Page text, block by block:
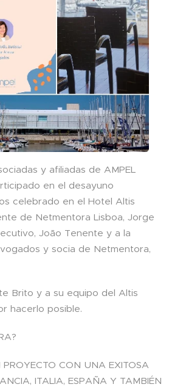
y afiliadas de AMPEL
en el desayuno
celebrado en el Hotel Altis
de Netmentora Lisboa, Jorge
João Tenente y a la
y socia de Netmentora,
Brito y a su equipo del Altis
hacerlo posible.
PROYECTO CON UNA EXITOSA
ITALIA, ESPAÑA Y TAMBIÉN